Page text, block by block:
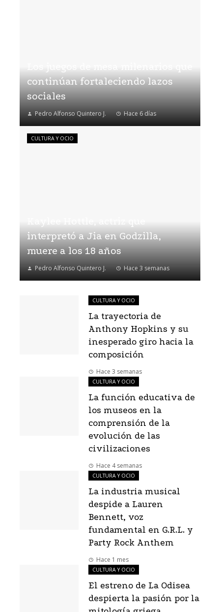
continúan fortaleciendo lazos
sociales
Pedro Alfonso Quintero J. Hace 6 días
interpretó a Jia en Godzilla,
muere a los 18 años
Pedro Alfonso Quintero J. Hace 3 semanas
CULTURA Y OCIO
CULTURA Y OCIO
La trayectoria de
Anthony Hopkins y su
inesperado giro hacia la
composición
Hace 3 semanas
CULTURA Y OCIO
La función educativa de
los museos en la
comprensión de la
evolución de las
civilizaciones
Hace 4 semanas
CULTURA Y OCIO
La industria musical
despide a Lauren
Bennett, voz
fundamental en G.R.L. y
Party Rock Anthem
Hace 1 mes
CULTURA Y OCIO
El estreno de La Odisea
despierta la pasión por la